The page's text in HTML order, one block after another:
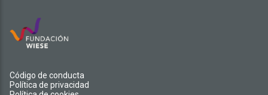
Código de conducta
Política de privacidad